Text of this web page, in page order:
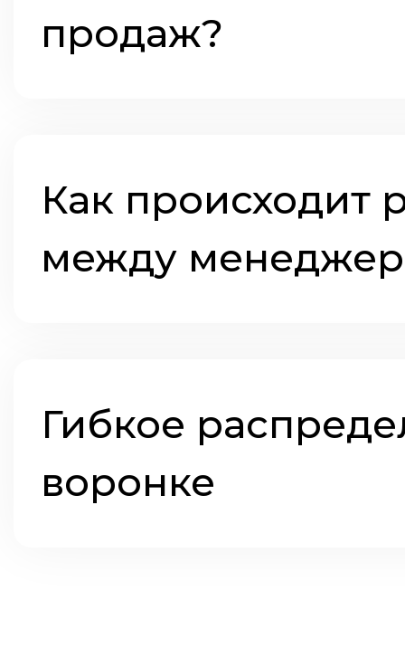
продаж?
Как происходит
между
Гибкое
воронке